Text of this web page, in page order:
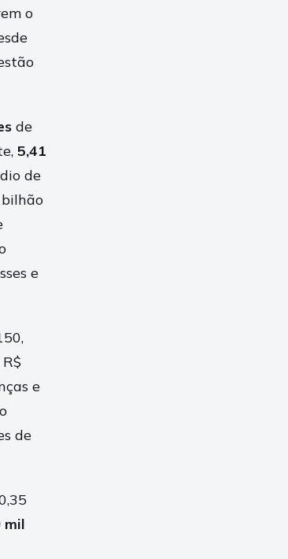
o
de
5,41
de
e
e
de
mil